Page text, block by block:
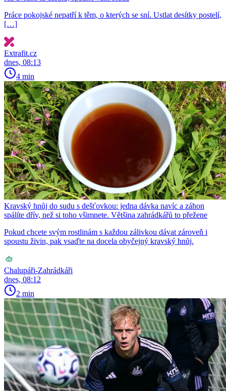
Práce pokojské nepatří k těm, o kterých se sní. Ustlat desítky postelí,
[…]
Extrafit.cz
dnes, 08:13
4 min
Kravský hnůj do sudu s dešťovkou: jedna dávka navíc a záhon
spálíte dřív, než si toho všimnete. Většina zahrádkářů to přežene
Pokud chcete svým rostlinám s každou zálivkou dávat zároveň i
spoustu živin, pak vsaďte na docela obyčejný kravský hnůj.
Chalupáři-Zahrádkáři
dnes, 08:12
2 min